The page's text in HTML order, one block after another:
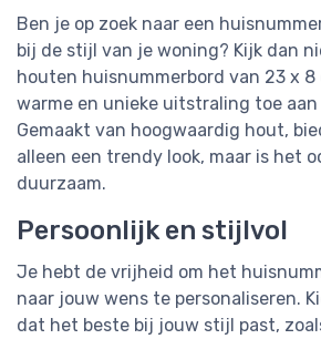
Ben je op zoek naar een
bij de stijl van je woning? Kijk dan
houten huisnummerbord van 23 x 8
warme en unieke uitstraling toe aan
Gemaakt van hoogwaardig hout,
alleen een trendy look, maar is het
duurzaam.
Persoonlijk en stijlvol
Je hebt de vrijheid om het
naar jouw wens te personaliseren.
dat het beste bij jouw stijl past,